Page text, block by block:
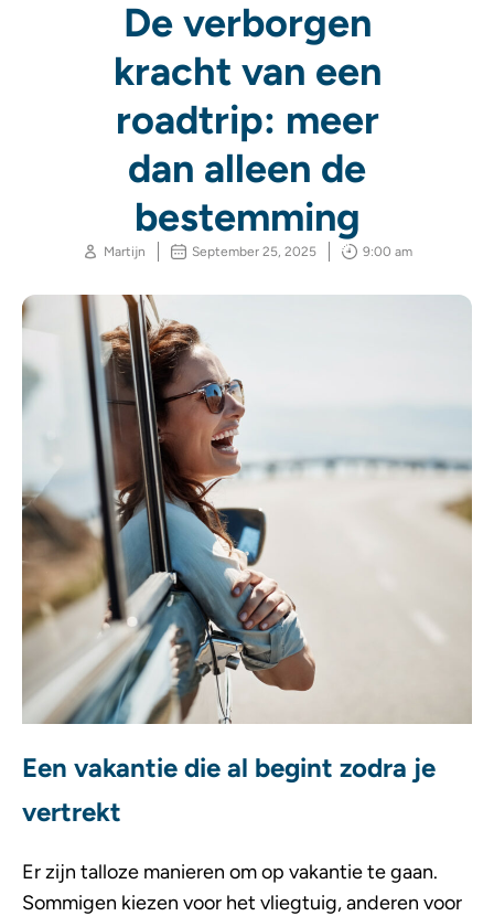
De verborgen
kracht van een
roadtrip: meer
dan alleen de
bestemming
Martijn September 25, 2025 9:00 am
Een vakantie die al begint zodra je
vertrekt
Er zijn talloze manieren om op vakantie te gaan.
Sommigen kiezen voor het vliegtuig, anderen voor